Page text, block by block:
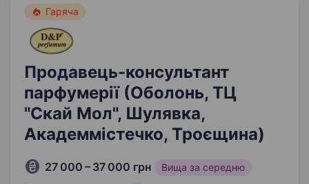
Гаряча
Продавець-консультант
парфумерії (Оболонь, ТЦ
"Скай Мол", Шулявка,
Академмістечко, Троєщина)
27 000 – 37 000 грн Вища за середню